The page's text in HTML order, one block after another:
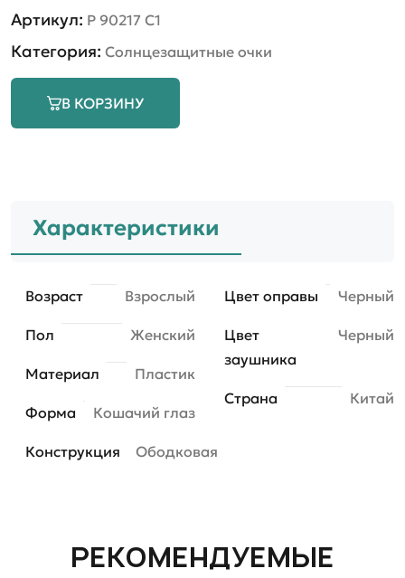
Артикул: P 90217 C1
Категория: Солнцезащитные очки
В КОРЗИНУ
Характеристики
Возраст Взрослый
Пол Женский
Материал Пластик
Форма Кошачий глаз
Конструкция Ободковая
Цвет оправы Черный
Цвет
заушника
Черный
Страна Китай
РЕКОМЕНДУЕМЫЕ